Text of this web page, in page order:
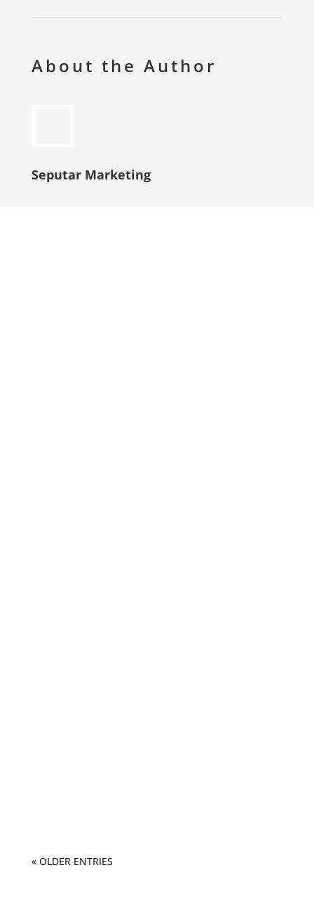
About the Author
Seputar Marketing
« OLDER ENTRIES